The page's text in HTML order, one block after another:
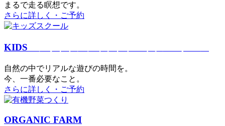
まるで⾛る瞑想です。
さらに詳しく・ご予約
KIDS
⾃然の中でリアルな遊びの時間を。
今、⼀番必要なこと。
さらに詳しく・ご予約
ORGANIC FARM